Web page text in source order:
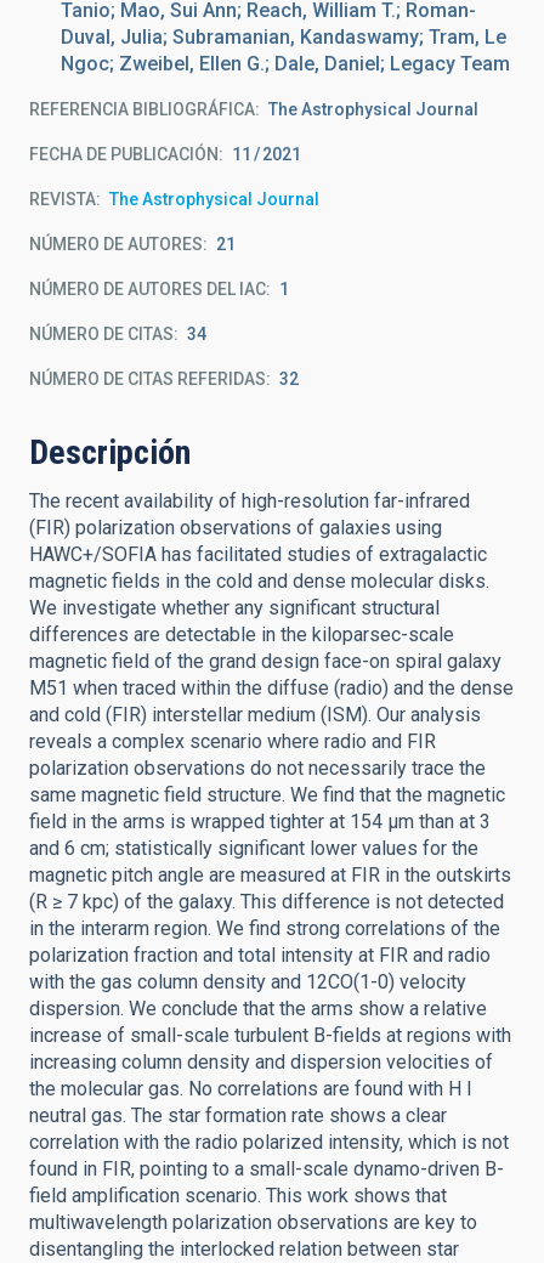
Tanio; Mao, Sui Ann; Reach, William T.; Roman-
Duval, Julia; Subramanian, Kandaswamy; Tram, Le
Ngoc; Zweibel, Ellen G.; Dale, Daniel; Legacy Team
REFERENCIA BIBLIOGRÁFICA The Astrophysical Journal
FECHA DE PUBLICACIÓN: 11 2021
REVISTA The Astrophysical Journal
NÚMERO DE AUTORES 21
NÚMERO DE AUTORES DEL IAC 1
NÚMERO DE CITAS 34
NÚMERO DE CITAS REFERIDAS 32
Descripción
The recent availability of high-resolution far-infrared
(FIR) polarization observations of galaxies using
HAWC+/SOFIA has facilitated studies of extragalactic
magnetic fields in the cold and dense molecular disks.
We investigate whether any significant structural
differences are detectable in the kiloparsec-scale
magnetic field of the grand design face-on spiral galaxy
M51 when traced within the diffuse (radio) and the dense
and cold (FIR) interstellar medium (ISM). Our analysis
reveals a complex scenario where radio and FIR
polarization observations do not necessarily trace the
same magnetic field structure. We find that the magnetic
field in the arms is wrapped tighter at 154 μm than at 3
and 6 cm; statistically significant lower values for the
magnetic pitch angle are measured at FIR in the outskirts
(R ≥ 7 kpc) of the galaxy. This difference is not detected
in the interarm region. We find strong correlations of the
polarization fraction and total intensity at FIR and radio
with the gas column density and 12CO(1-0) velocity
dispersion. We conclude that the arms show a relative
increase of small-scale turbulent B-fields at regions with
increasing column density and dispersion velocities of
the molecular gas. No correlations are found with H I
neutral gas. The star formation rate shows a clear
correlation with the radio polarized intensity, which is not
found in FIR, pointing to a small-scale dynamo-driven B-
field amplification scenario. This work shows that
multiwavelength polarization observations are key to
disentangling the interlocked relation between star